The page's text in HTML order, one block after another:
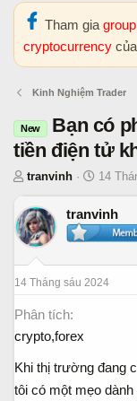
Tham gia
cryptocurrency
Kinh Nghiệm Trader
New
Bạn có
tiền điện tử
T
h
r
e
a
d
s
a
r
e
r
tranvinh
N
g
à
y
ắ
t
14
tranvinh
14 Tháng sáu 2024
Phân tích
crypto,forex
Khi thị trường đang
tôi có một mẹo dành